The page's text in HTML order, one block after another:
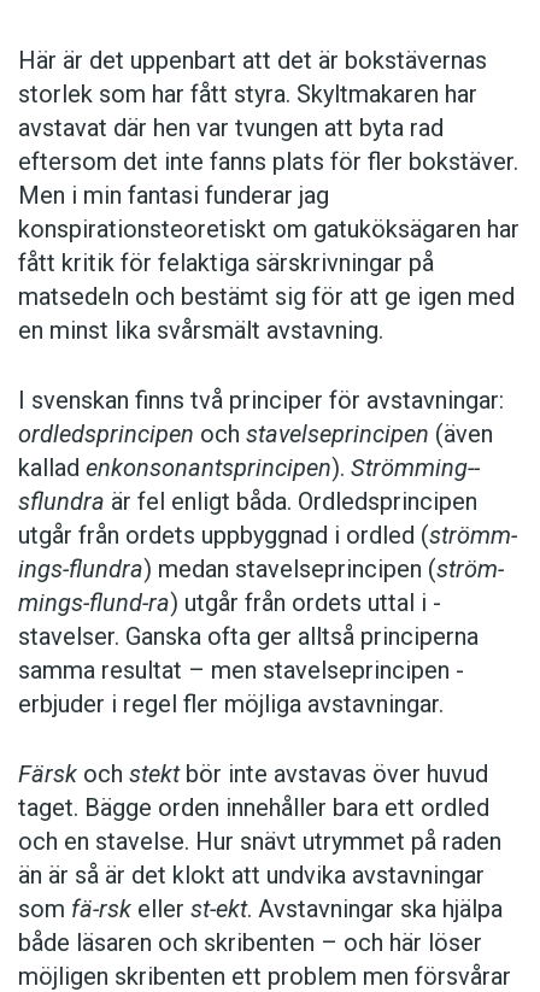
skriftsystem?
Ola Karlsson är språkvårdare på Språkrådet
och redaktör för Svenska skrivregler.
Här är det uppenbart att det är bokstävernas
storlek som har fått styra. Skyltmakaren har
avstavat där hen var tvungen att byta rad
eftersom det inte fanns plats för fler bokstäver.
Men i min fantasi funderar jag
konspirationsteoretiskt om gatuköksägaren har
fått kritik för felaktiga särskrivningar på
matsedeln och bestämt sig för att ge igen med
en minst lika svårsmält avstavning.
I svenskan finns två principer för avstavningar:
ordledsprincipen och stavelseprincipen (även
kallad enkonsonantsprincipen). Strömming-­
sflundra är fel enligt båda. ­Ordledsprincipen
utgår från ordets uppbyggnad i ordled (strömm-
ings-flundra) medan stavelseprincipen (ström-
mings-flund-ra) utgår från ordets uttal i ­
stavelser. Ganska ofta ger alltså principerna
samma resultat – men stavelseprincipen ­
erbjuder i regel fler möjliga avstavningar.
Färsk och stektbör inte avstavas över huvud
taget. Bägge orden innehåller bara ett ordled
och en stavelse. Hur snävt utrymmet på raden
än är så är det klokt att undvika avstavningar
som fä-rsk eller st-ekt. Avstavningar ska hjälpa
både läsaren och skribenten – och här löser
möjligen skribenten ett problem men försvårar